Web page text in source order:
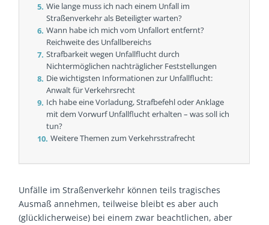
Wie lange muss ich nach einem Unfall im
Straßenverkehr als Beteiligter warten?
Wann habe ich mich vom Unfallort entfernt?
Reichweite des Unfallbereichs
Strafbarkeit wegen Unfallflucht durch
Nichtermöglichen nachträglicher Feststellungen
Die wichtigsten Informationen zur Unfallflucht:
Anwalt für Verkehrsrecht
Ich habe eine Vorladung, Strafbefehl oder Anklage
mit dem Vorwurf Unfallflucht erhalten – was soll ich
tun?
Weitere Themen zum Verkehrsstrafrecht
Unfälle im Straßenverkehr können teils tragisches
Ausmaß annehmen, teilweise bleibt es aber auch
(glücklicherweise) bei einem zwar beachtlichen, aber